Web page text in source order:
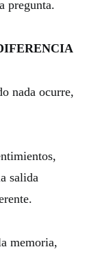
pregunta.
nada ocurre,
salida
memoria,